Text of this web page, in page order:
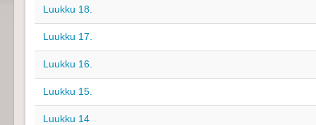
Luukku 18.
Luukku 17.
Luukku 16.
Luukku 15.
Luukku 14